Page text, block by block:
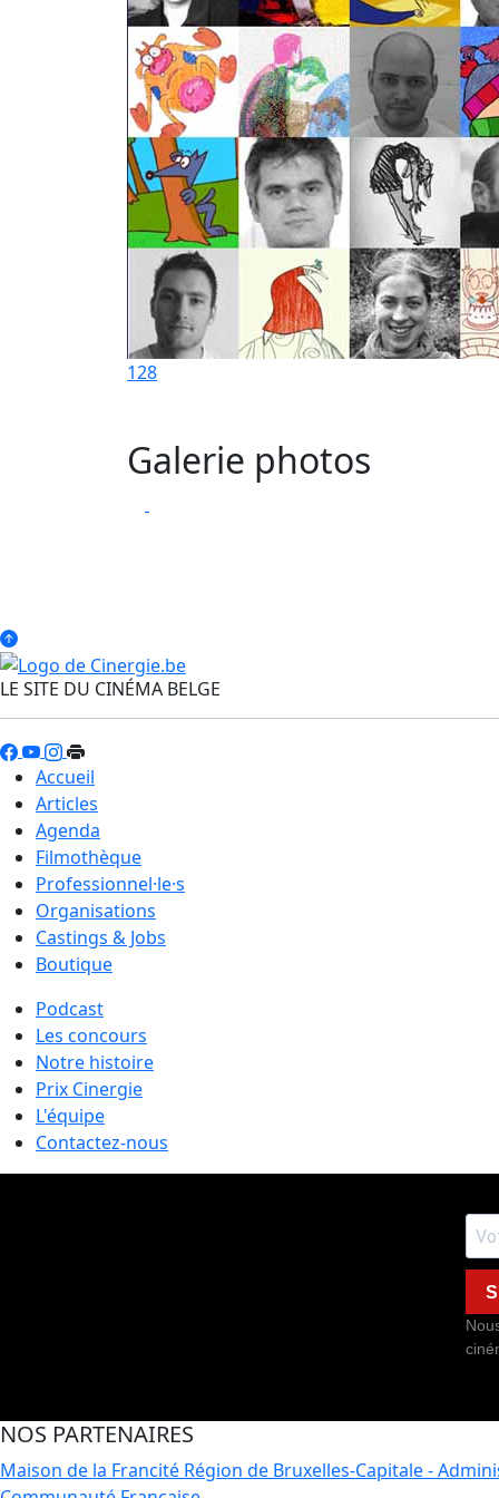
128
Galerie photos
LE SITE DU CINÉMA BELGE
Accueil
Articles
Agenda
Filmothèque
Professionnel·le·s
Organisations
Castings & Jobs
Boutique
Podcast
Les concours
Notre histoire
Prix Cinergie
L'équipe
Contactez-nous
NOS PARTENAIRES
Maison de la Francité Région de Bruxelles-Capitale -